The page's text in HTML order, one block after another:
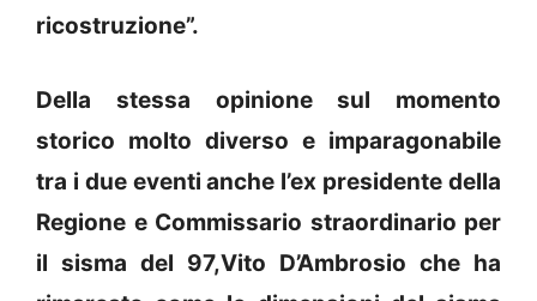
ricostruzione”.
Della stessa opinione sul momento
storico molto diverso e imparagonabile
tra i due eventi anche l’ex presidente della
Regione e Commissario straordinario per
il sisma del 97,Vito D’Ambrosio che ha